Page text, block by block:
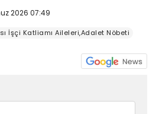
2026 07:49
İşçi Katliamı Aileleri,Adalet Nöbeti